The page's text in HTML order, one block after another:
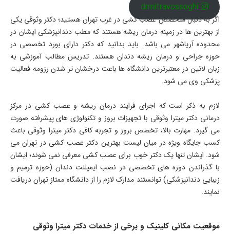
drmitravossoghi
اگر به دنبال متخصص عصب کشی در غرب تهران هستید؛ دکتر وثوقی یکی
از بهترین ها در زمینه درمان ریشه هستند که مطب دندانپزشکی ایشان در
محدوده آریاشهر می باشد. باید بدانید که دکتر دارای بورد تخصصی در
حوزه جراحی و درمان ریشه دندان هستند. تدریس مطالب آموزشی به
زبان لاتین در معتبرترین دانشگاه ها باعث درخشان تر شدن رزومه فعالیت
پزشکی وی می شود.
لازم به ذکر است که اجرای فرایند درمان ریشه و عصب کشی در مرکز
درمانی دکتر میترا وثوقی با تجهیزات بروز و تکنولوژی های پیشرفته صورت
می گیرد. مهارت بالا، تخصص بروز و تجربه کافی دکتر میترا وثوقی باعث
کسب جایگاه ویژه در میان لیست بهترین دکتر عصب کشی در تهران می
شود. ایشان تنها یک دکتر خوب برای عصب کشی معرفی نمی شوند؛ ایشان
با گذراندن دوره های تخصصی در نصب ایمپلنت دندان (حوزه ترمیم و
زیبایی دندانپزشکی) توانستند مدارک لازم را از دانشگاه ممتاز تهران دریافت
نمایند.
موقعیت مکانی کلینیک و برخی از خدمات دکتر میترا وثوقی